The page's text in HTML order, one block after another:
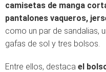
camisetas de manga
pantalones vaqueros,
como un par de sandalias,
gafas de sol y tres bolsos.
Entre ellos, destaca el